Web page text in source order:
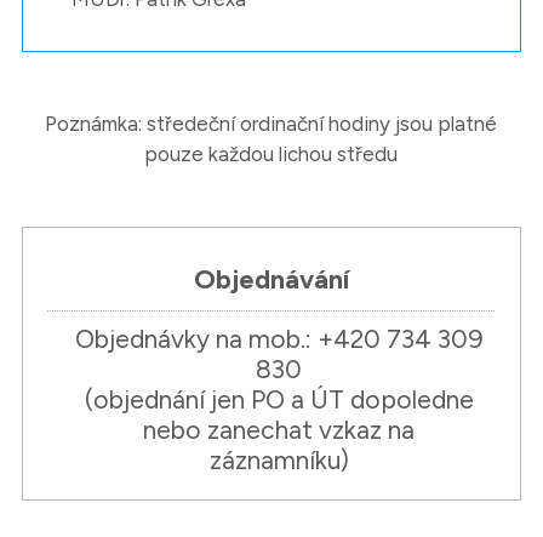
Poznámka: středeční ordinační hodiny jsou platné
pouze každou lichou středu
Objednávání
Objednávky na mob.: +420 734 309
830
(objednání jen PO a ÚT dopoledne
nebo zanechat vzkaz na
záznamníku)